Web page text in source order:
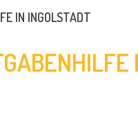
IN INGOLSTADT